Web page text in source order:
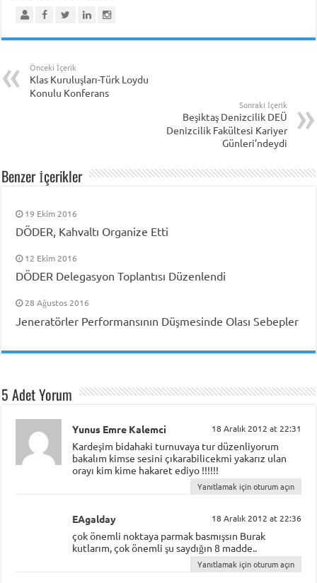
Önceki İçerik
Klas Kuruluşları-Türk Loydu
Konulu Konferans
Sonraki İçerik
Beşiktaş Denizcilik DEÜ
Denizcilik Fakültesi Kariyer
Günleri’ndeydi
Benzer İçerikler
19 Ekim 2016
DÖDER, Kahvaltı Organize Etti
12 Ekim 2016
DÖDER Delegasyon Toplantısı Düzenlendi
28 Ağustos 2016
Jeneratörler Performansının Düşmesinde Olası Sebepler
5 Adet Yorum
Yunus Emre Kalemci 18 Aralık 2012 at 22:31
Kardeşim bidahaki turnuvaya tur düzenliyorum
bakalım kimse sesini çıkarabilicekmi yakarız ulan
orayı kim kime hakaret ediyo !!!!!!
Yanıtlamak için oturum açın
EAgalday 18 Aralık 2012 at 22:36
çok önemli noktaya parmak basmışsın Burak
kutlarım, çok önemli şu saydığın 8 madde..
Yanıtlamak için oturum açın